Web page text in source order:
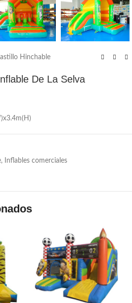
Hinchable
De La Selva
, Inflables comerciales